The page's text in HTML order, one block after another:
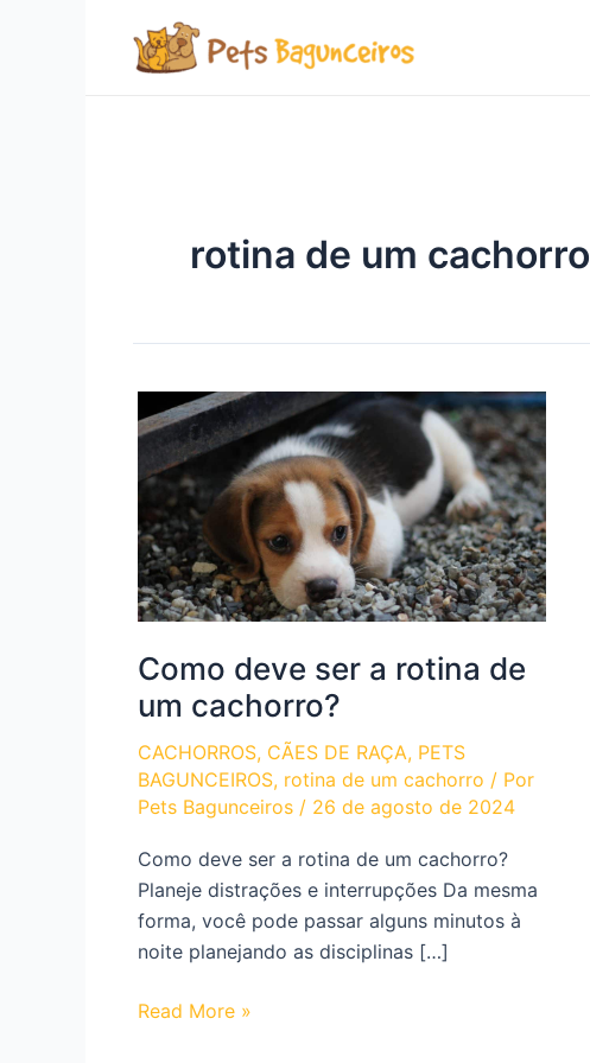
rotina de um cachorro
Como deve ser a rotina de
um cachorro?
CACHORROS, CÃES DE RAÇA, PETS
BAGUNCEIROS, rotina de um cachorro / Por
Pets Bagunceiros / 26 de agosto de 2024
Como deve ser a rotina de um cachorro?
Planeje distrações e interrupções Da mesma
forma, você pode passar alguns minutos à
noite planejando as disciplinas […]
Como
Read More »